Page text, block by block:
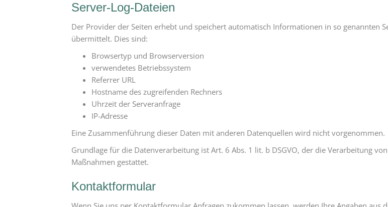
Server-Log-Dateien
Der Provider der Seiten erhebt und speichert automatisch Informationen in so genannten
übermittelt. Dies sind:
Browsertyp und Browserversion
verwendetes Betriebssystem
Referrer URL
Hostname des zugreifenden Rechners
Uhrzeit der Serveranfrage
IP-Adresse
Eine Zusammenführung dieser Daten mit anderen Datenquellen wird nicht vorgenommen.
Grundlage für die Datenverarbeitung ist Art. 6 Abs. 1 lit. b DSGVO, der die Verarbeitung
Maßnahmen gestattet.
Kontaktformular